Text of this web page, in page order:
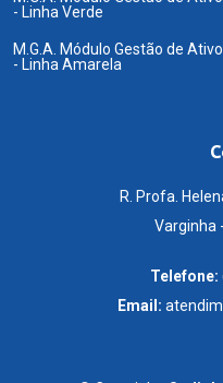
- Linha Verde
M.G.A. Módulo Gestão de
- Linha Amarela
R. Profa.
Varginha
Telefone:
Email: